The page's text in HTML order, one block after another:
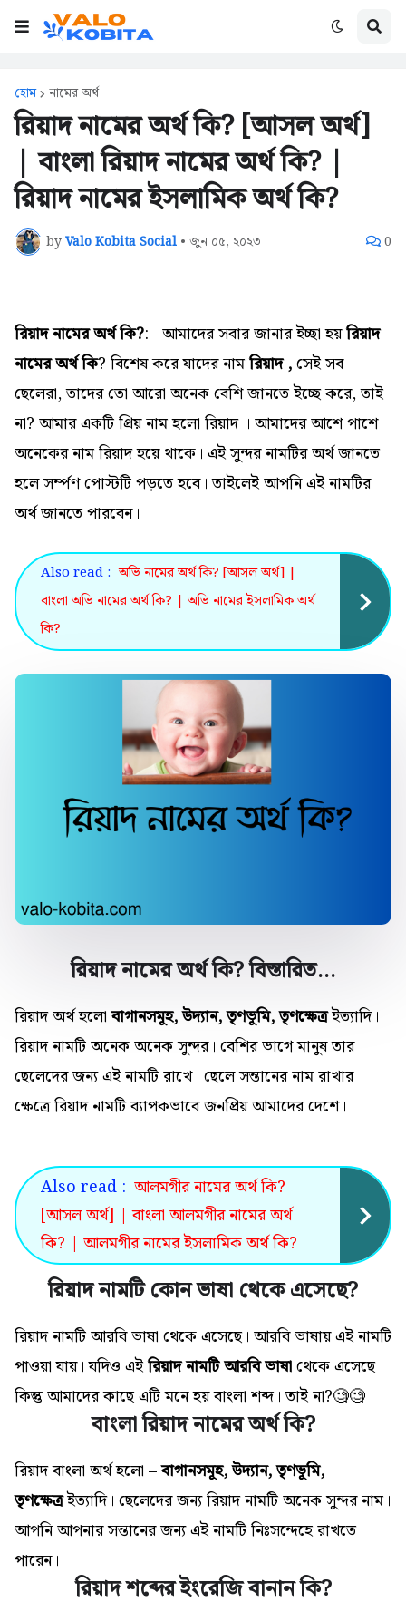
হোম নামের অর্থ
রিয়াদ নামের অর্থ কি? [আসল অর্থ]
| বাংলা রিয়াদ নামের অর্থ কি? |
রিয়াদ নামের ইসলামিক অর্থ কি?
byValo Kobita Social • জুন ০৫, ২০২৩ 0
রিয়াদ নামের অর্থ কি?: আমাদের সবার জানার ইচ্ছা হয়রিয়াদ
নামের অর্থ কি? বিশেষ করে যাদের নামরিয়াদ ,সেই সব
ছেলেরা,তাদের তো আরো অনেক বেশি জানতে ইচ্ছে করে, তাই
না? আমার একটি প্রিয় নাম হলো রিয়াদ । আমাদের আশে পাশে
অনেকের নাম রিয়াদ হয়ে থাকে। এই সুন্দর নামটির অর্থ জানতে
হলেসর্ম্পণপোস্টটি পড়তে হবে। তাইলেই আপনি এই নামটির
অর্থ জানতে পারবেন।
Also read : অভি নামের অর্থ কি? [আসল অর্থ] |
বাংলা অভি নামের অর্থ কি? | অভি নামের ইসলামিক অর্থ
কি?
রিয়াদ নামের অর্থ কি? বিস্তারিত…
রিয়াদ অর্থ হলোবাগানসমূহ, উদ্যান, তৃণভূমি, তৃণক্ষেত্রইত্যাদি।
রিয়াদ নামটি অনেকঅনেকসুন্দর। বেশির ভাগে মানুষ তার
ছেলেদের জন্য এই নামটি রাখে। ছেলে সন্তানের নাম রাখার
ক্ষেত্রে রিয়াদ নামটি ব্যাপকভাবে জনপ্রিয় আমাদের দেশে।
Also read : আলমগীর নামের অর্থ কি?
[আসল অর্থ] | বাংলা আলমগীর নামের অর্থ
কি? | আলমগীর নামের ইসলামিক অর্থ কি?
রিয়াদ নামটি কোন ভাষা থেকে এসেছে?
রিয়াদ নামটি আরবি ভাষা থেকে এসেছে। আরবি ভাষায় এই নামটি
পাওয়া যায়। যদিও এইরিয়াদ নামটি আরবি ভাষাথেকে এসেছে
কিন্তু আমাদের কাছে এটি মনে হয় বাংলা শব্দ। তাই না?🧐🧐
বাংলা রিয়াদ নামের অর্থ কি?
রিয়াদ বাংলা অর্থ হলো –বাগানসমূহ, উদ্যান, তৃণভূমি,
তৃণক্ষেত্রইত্যাদি। ছেলেদের জন্য রিয়াদ নামটি অনেক সুন্দর নাম।
আপনি আপনার সন্তানের জন্য এইনামটিনিঃসন্দেহে রাখতে
পারেন।
রিয়াদ শব্দের ইংরেজি বানান কি?